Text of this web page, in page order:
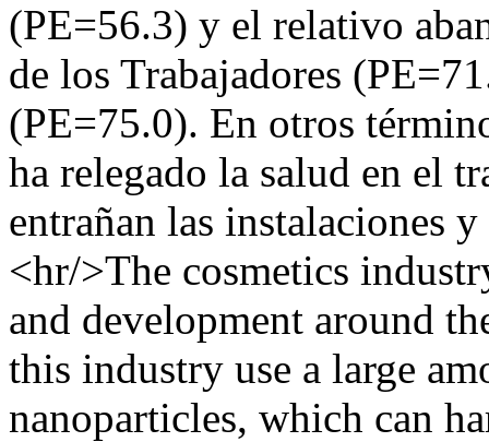
(PE=56.3) y el relativo
de los Trabajadores
(PE=75.0). En otros
ha relegado la salud en el
entrañan las instalaciones
<hr/>The cosmetics
and development around
this industry use a large
nanoparticles, which can